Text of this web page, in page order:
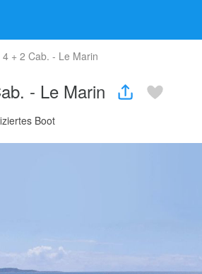
+ 2 Cab. - Le Marin
- Le Marin
Boot